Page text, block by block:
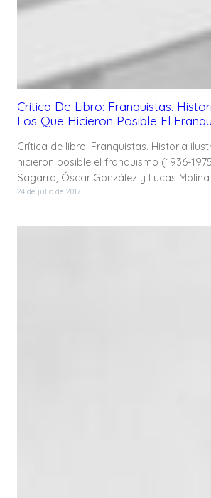
Crítica De Libro: Franquistas.
Los Que Hicieron Posible El
Crítica de libro: Franquistas. Historia
hicieron posible el franquismo (1936-
Sagarra, Óscar González y Lucas Molina
24 de julio de 2017